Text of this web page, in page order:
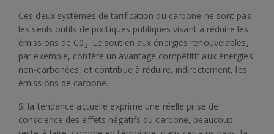
Ces deux systèmes de tarification du carbone ne sont pas
les seuls outils de politiques publiques visant à réduire les
émissions de C0 2. Le soutien aux énergies renouvelables,
par exemple, confère un avantage compétitif aux énergies
non-carbonées, et contribue à réduire, indirectement, les
émissions de carbone.
Si la tendance actuelle exprime une réelle prise de
conscience des effets négatifs du carbone, beaucoup